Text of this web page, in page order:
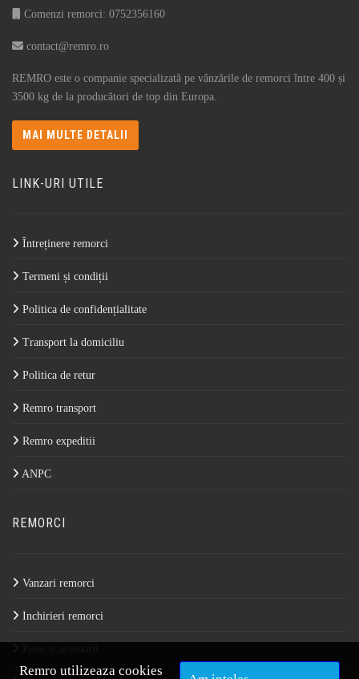
Comenzi remorci: 0752356160
contact@remro.ro
REMRO este o companie specializată pe vânzările de remorci între 400 și
3500 kg de la producători de top din Europa.
MAI MULTE DETALII
LINK-URI UTILE
Întreținere remorci
Termeni și condiții
Politica de confidențialitate
Transport la domiciliu
Politica de retur
Remro transport
Remro expeditii
ANPC
REMORCI
Vanzari remorci
Inchirieri remorci
Remro utilizeaza cookies